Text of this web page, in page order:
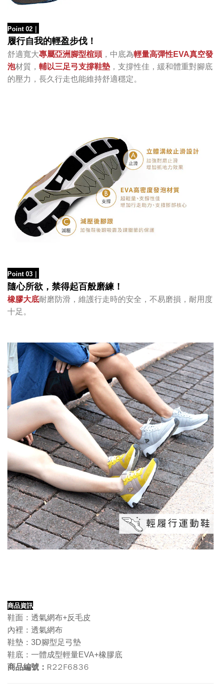
Point 02 ｜
履行自我的輕盈步伐！
舒適寬大專屬亞洲腳型楦頭 ，中底為輕量高彈性EVA真空發
泡材質， 輔以三足弓支撐鞋墊 ， 支撐性佳， 緩和體重對腳底
的壓力，長久行走也能維持舒適穩定。
Point 03
隨心所欲，禁得起百般磨練！
橡膠大底耐磨防滑，維護行走時的安全，不易磨損，耐用度
十足 。
商品資訊
鞋面：透氣網布+反毛皮
內裡：透氣網布
鞋墊：3D腳型足弓墊
鞋底：一體成型輕量EVA+橡膠底
商品編號： R22F6836